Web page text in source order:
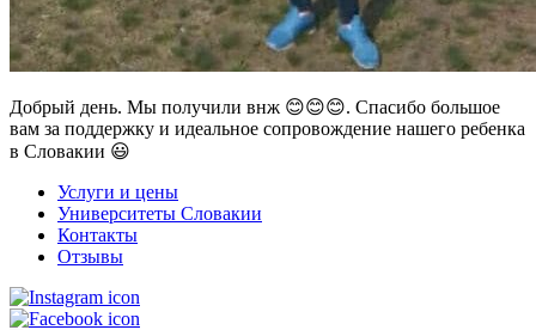
Добрый день. Мы получили внж 😊😊😊. Спасибо большое
вам за поддержку и идеальное сопровождение нашего ребенка
в Словакии 😃
Услуги и цены
Университеты Словакии
Контакты
Отзывы